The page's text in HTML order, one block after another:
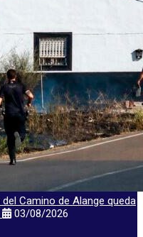
Camino de Alange queda
03/08/2026